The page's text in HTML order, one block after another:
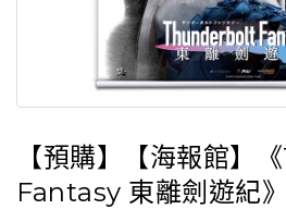
【預購】【海報館
Fantasy 東離劍遊紀